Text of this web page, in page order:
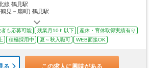
線 鶴見駅
鶴見－扇町) 鶴見駅
者も応募可能 残業月10ｈ以下
産休・育休取得実績有り
積極採用中 夏～秋入職可 WEB面接OK
る この求人に興味がある